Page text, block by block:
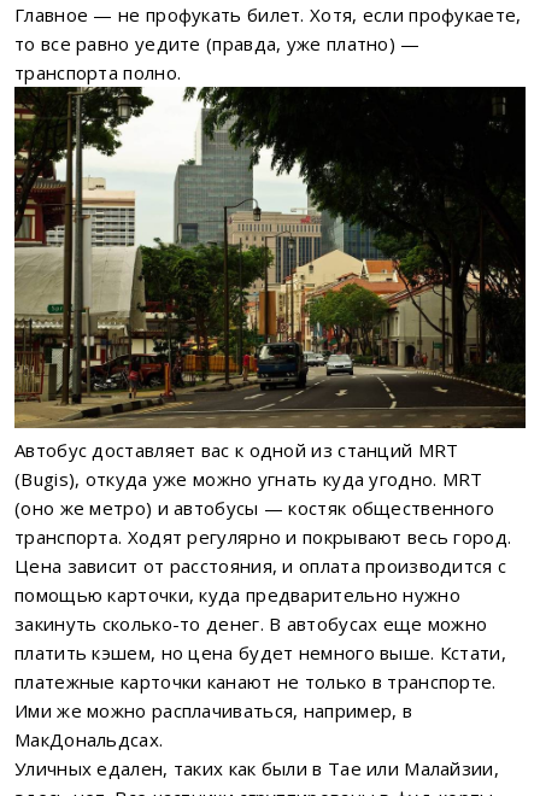
Главное — не профукать билет. Хотя, если профукаете,
то все равно уедите (правда, уже платно) —
транспорта полно.
Автобус доставляет вас к одной из станций MRT
(Bugis), откуда уже можно угнать куда угодно. MRT
(оно же метро) и автобусы — костяк общественного
транспорта. Ходят регулярно и покрывают весь город.
Цена зависит от расстояния, и оплата производится с
помощью карточки, куда предварительно нужно
закинуть сколько-то денег. В автобусах еще можно
платить кэшем, но цена будет немного выше. Кстати,
платежные карточки канают не только в транспорте.
Ими же можно расплачиваться, например, в
МакДональдсах.
Уличных едален, таких как были в Тае или Малайзии,